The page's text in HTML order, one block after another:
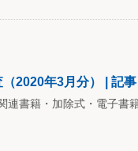
2020年3月分） | 記
書籍・加除式・電子書